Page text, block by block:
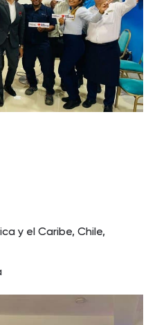
y el Caribe, Chile,